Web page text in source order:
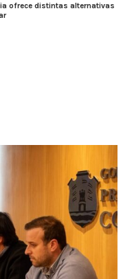
ofrece distintas alternativas